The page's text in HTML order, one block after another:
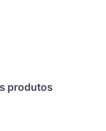
produtos